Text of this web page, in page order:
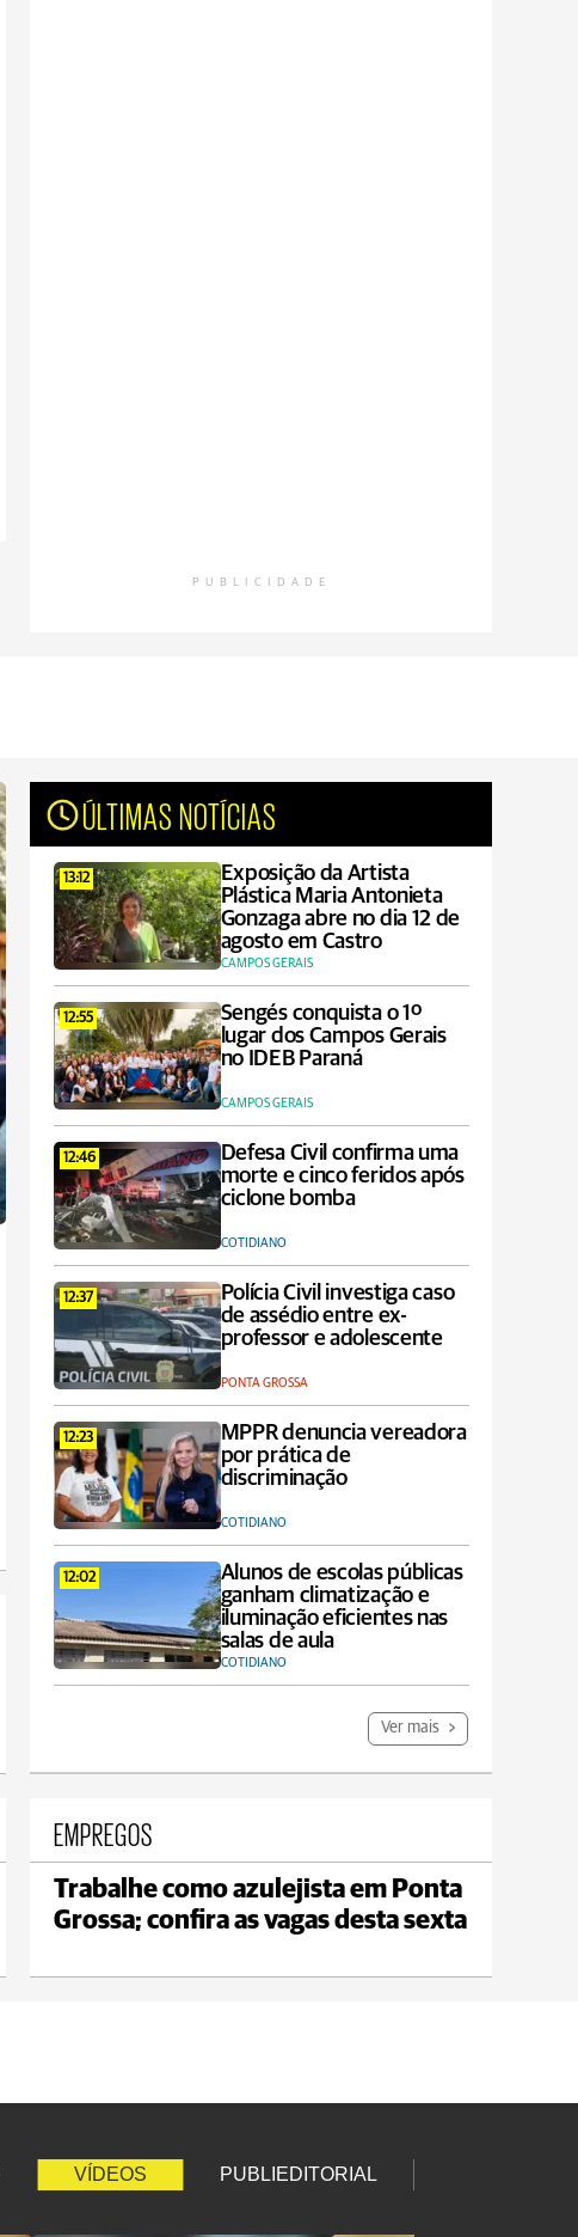
PUBLICIDADE
ÚLTIMAS NOTÍCIAS
13:12
Exposição da Artista
Plástica Maria Antonieta
Gonzaga abre no dia 12 de
agosto em Castro
CAMPOS GERAIS
12:55
Sengés conquista o 1º
lugar dos Campos Gerais
no IDEB Paraná
CAMPOS GERAIS
12:46
Defesa Civil confirma uma
morte e cinco feridos após
ciclone bomba
COTIDIANO
12:37
Polícia Civil investiga caso
de assédio entre ex-
professor e adolescente
PONTA GROSSA
12:23
MPPR denuncia vereadora
por prática de
discriminação
COTIDIANO
12:02
Alunos de escolas públicas
ganham climatização e
iluminação eficientes nas
salas de aula
COTIDIANO
Ver mais
Jaguariaíva
max 19°C min 18°C
EMPREGOS
Trabalhe como azulejista em Ponta
Grossa; confira as vagas desta sexta
VÍDEOS PUBLIEDITORIAL